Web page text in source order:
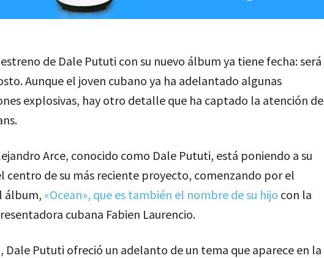
de Dale Pututi con su nuevo álbum ya tiene fecha: será
Aunque el joven cubano ya ha adelantado algunas
explosivas, hay otro detalle que ha captado la atención de
Arce, conocido como Dale Pututi, está poniendo a su
centro de su más reciente proyecto, comenzando por el
álbum, «Ocean», que es también el nombre de su hijo con la
cubana Fabien Laurencio.
Dale Pututi ofreció un adelanto de un tema que aparece en la